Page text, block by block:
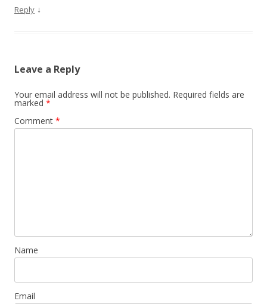
Reply ↓
Leave a Reply
Your email address will not be published. Required fields are
marked *
Comment *
Name
Email